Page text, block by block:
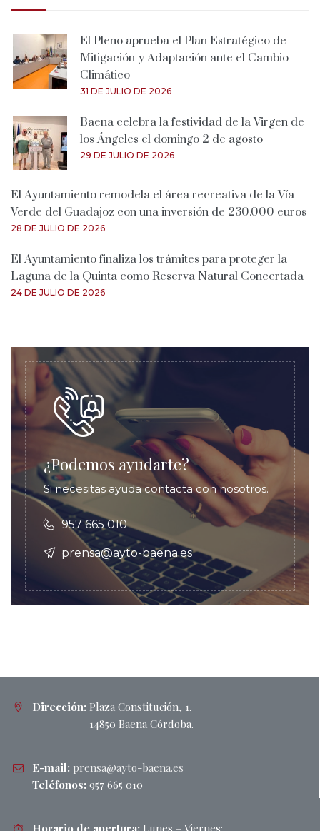
El Pleno aprueba el Plan Estratégico de
Mitigación y Adaptación ante el Cambio
Climático
31 DE JULIO DE 2026
Baena celebra la festividad de la Virgen de
los Ángeles el domingo 2 de agosto
29 DE JULIO DE 2026
El Ayuntamiento remodela el área recreativa de la Vía
Verde del Guadajoz con una inversión de 230.000 euros
28 DE JULIO DE 2026
El Ayuntamiento finaliza los trámites para proteger la
Laguna de la Quinta como Reserva Natural Concertada
24 DE JULIO DE 2026
¿Podemos ayudarte?
Si necesitas ayuda contacta con nosotros.
957 665 010
prensa@ayto-baena.es
Dirección: Plaza Constitución, 1.
14850 Baena Córdoba.
E-mail: prensa@ayto-baena.es
Teléfonos: 957 665 010
Horario de apertura: Lunes – Viernes: